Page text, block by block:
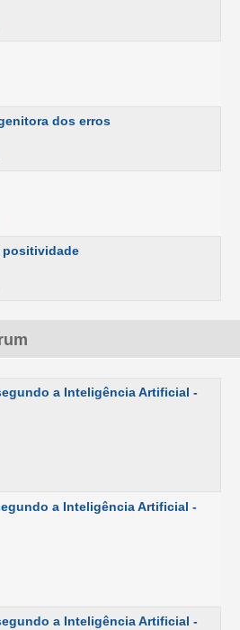
dos erros
positividade
a Inteligência Artificial -
a Inteligência Artificial -
a Inteligência Artificial -